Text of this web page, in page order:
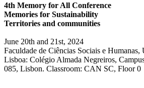
4th Memory for All Conference
Memories for Sustainability
Territories and communities
June 20th and 21st, 2024
Faculdade de Ciências Sociais e
Lisboa: Colégio Almada Negreiros,
085, Lisbon. Classroom: CAN SC, Floor 0